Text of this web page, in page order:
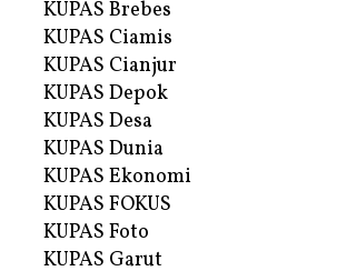
KUPAS Brebes
KUPAS Ciamis
KUPAS Cianjur
KUPAS Depok
KUPAS Desa
KUPAS Dunia
KUPAS Ekonomi
KUPAS FOKUS
KUPAS Foto
KUPAS Garut